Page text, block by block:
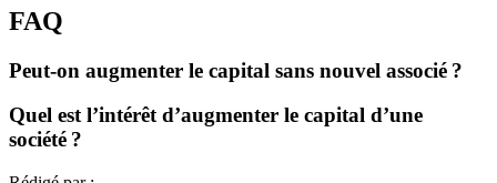
FAQ
Peut-on augmenter le capital sans nouvel associé ?
Quel est l’intérêt d’augmenter le capital d’une
société ?